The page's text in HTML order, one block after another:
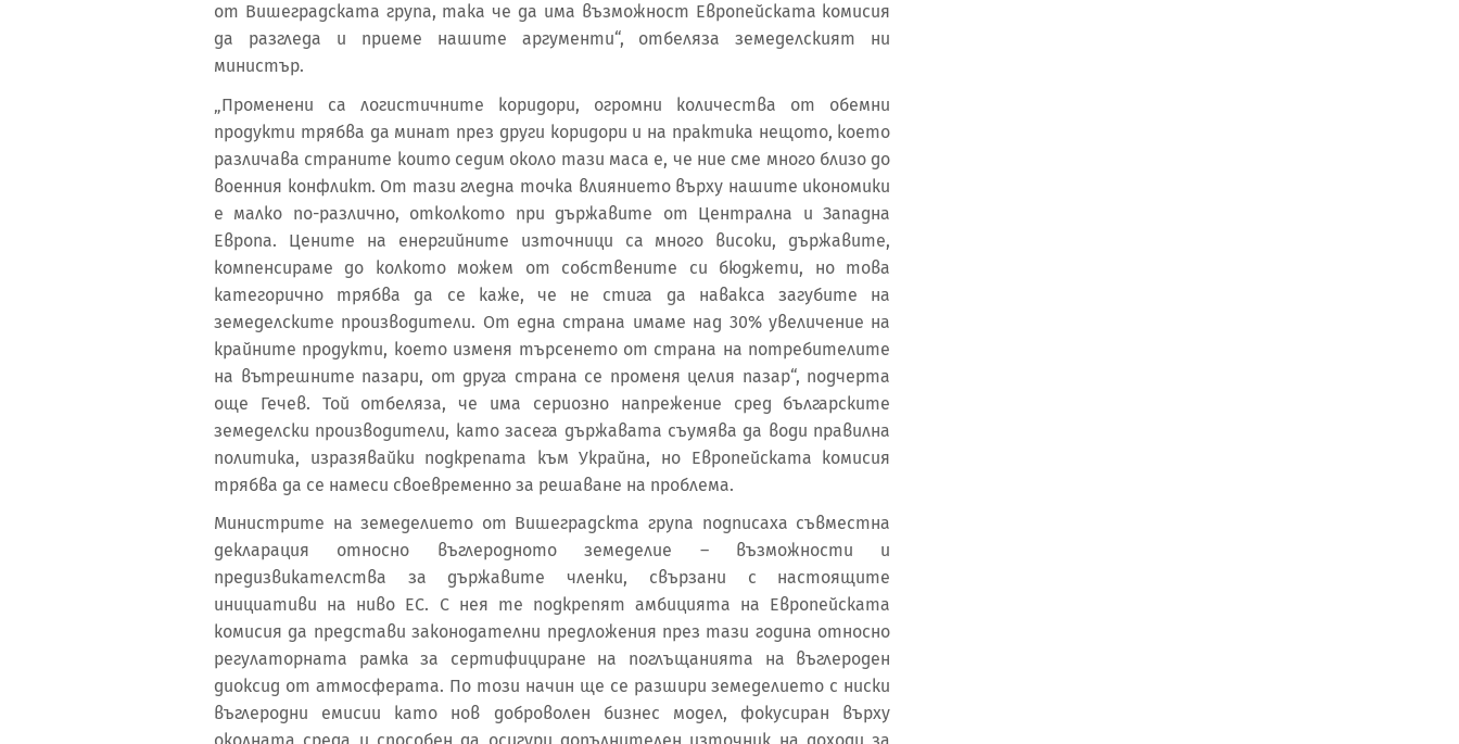
от Вишеградската група, така че да има възможност Европейската комисия
да разгледа и приеме нашите аргументи“, отбеляза земеделският ни
министър.
„Променени са логистичните коридори, огромни количества от обемни
продукти трябва да минат през други коридори и на практика нещото, което
различава страните които седим около тази маса е, че ние сме много близо до
военния конфликт. От тази гледна точка влиянието върху нашите икономики
е малко по-различно, отколкото при държавите от Централна и Западна
Европа. Цените на енергийните източници са много високи, държавите,
компенсираме до колкото можем от собствените си бюджети, но това
категорично трябва да се каже, че не стига да навакса загубите на
земеделските производители. От една страна имаме над 30% увеличение на
крайните продукти, което изменя търсенето от страна на потребителите
на вътрешните пазари, от друга страна се променя целия пазар“, подчерта
още Гечев. Той отбеляза, че има сериозно напрежение сред българските
земеделски производители, като засега държавата съумява да води правилна
политика, изразявайки подкрепата към Украйна, но Европейската комисия
трябва да се намеси своевременно за решаване на проблема.
Министрите на земеделието от Вишеградскта група подписаха съвместна
декларация относно въглеродното земеделие – възможности и
предизвикателства за държавите членки, свързани с настоящите
инициативи на ниво ЕС. С нея те подкрепят амбицията на Европейската
комисия да представи законодателни предложения през тази година относно
регулаторната рамка за сертифициране на поглъщанията на въглероден
диоксид от атмосферата. По този начин ще се разшири земеделието с ниски
въглеродни емисии като нов доброволен бизнес модел, фокусиран върху